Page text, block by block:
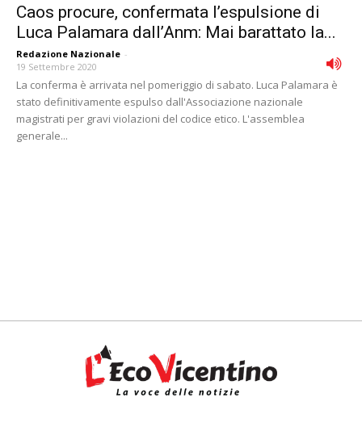
Caos procure, confermata l’espulsione di
Luca Palamara dall’Anm: Mai barattato la...
Redazione Nazionale -
19 Settembre 2020
La conferma è arrivata nel pomeriggio di sabato. Luca Palamara è
stato definitivamente espulso dall'Associazione nazionale
magistrati per gravi violazioni del codice etico. L'assemblea
generale...